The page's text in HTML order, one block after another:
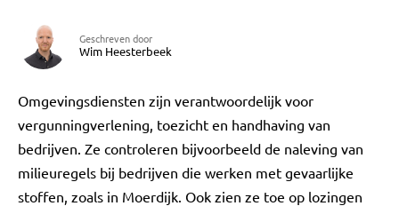
Geschreven door
Wim Heesterbeek
Omgevingsdiensten zijn verantwoordelijk voor
vergunningverlening, toezicht en handhaving van
bedrijven. Ze controleren bijvoorbeeld de naleving van
milieuregels bij bedrijven die werken met gevaarlijke
stoffen, zoals in Moerdijk. Ook zien ze toe op lozingen